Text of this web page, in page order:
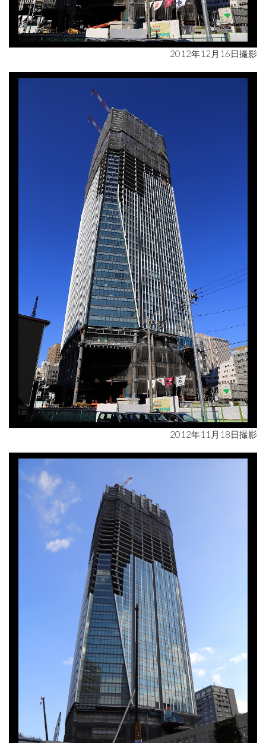
2012年12月16日撮影
2012年11月18日撮影